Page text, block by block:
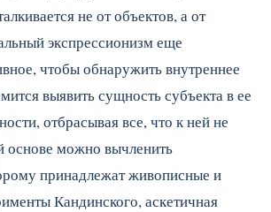
не от объектов, а от
экспрессионизм еще
чтобы обнаружить внутреннее
выявить сущность субъекта в ее
отбрасывая все, что к ней не
основе можно вычленить
принадлежат живописные и
Кандинского, аскетичная